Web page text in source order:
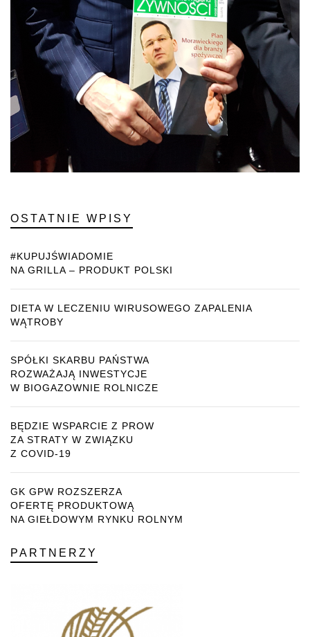
OSTATNIE WPISY
#KUPUJŚWIADOMIE
NA GRILLA – PRODUKT POLSKI
DIETA W LECZENIU WIRUSOWEGO ZAPALENIA
WĄTROBY
SPÓŁKI SKARBU PAŃSTWA
ROZWAŻAJĄ INWESTYCJE
W BIOGAZOWNIE ROLNICZE
BĘDZIE WSPARCIE Z PROW
ZA STRATY W ZWIĄZKU
Z COVID-19
GK GPW ROZSZERZA
OFERTĘ PRODUKTOWĄ
NA GIEŁDOWYM RYNKU ROLNYM
PARTNERZY